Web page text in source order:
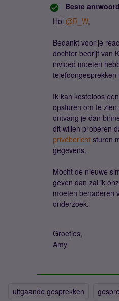
Beste
Hoi ​ @R_W,
Bedankt voor je
dochter bedrijf van
invloed moeten
Ik kan kosteloos
opsturen om te
ontvang je dan
dit willen proberen
privébericht sturen
gegevens.
Mocht de nieuwe
geven dan zal ik
moeten benaderen
onderzoek.
Groetjes,
Amy
uitgaande gesprekken